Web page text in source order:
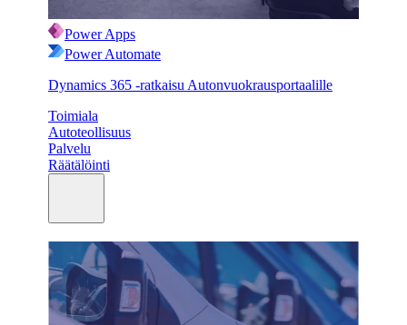
Power Apps
Power Automate
Dynamics 365 -ratkaisu Autonvuokrausportaalille
Toimiala
Autoteollisuus
Palvelu
Räätälöinti